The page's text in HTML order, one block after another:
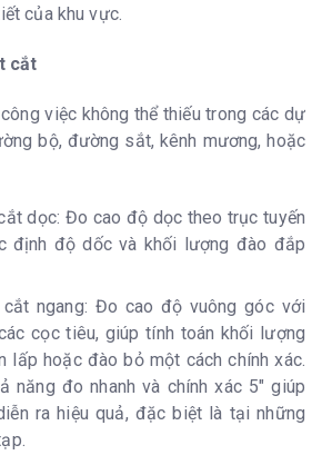
của khu vực.
cắt
việc không thể thiếu trong các dự
bộ, đường sắt, kênh mương, hoặc
dọc: Đo cao độ dọc theo trục tuyến
định độ dốc và khối lượng đào đắp
ngang: Đo cao độ vuông góc với
cọc tiêu, giúp tính toán khối lượng
lấp hoặc đào bỏ một cách chính xác.
năng đo nhanh và chính xác 5" giúp
ra hiệu quả, đặc biệt là tại những